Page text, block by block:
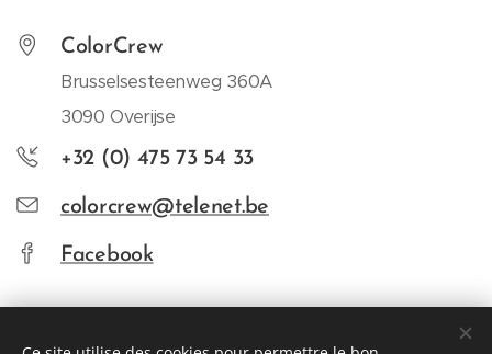
ColorCrew
Brusselsesteenweg 360A
3090 Overijse
+32 (0) 475 73 54 33
colorcrew@telenet.be
Facebook